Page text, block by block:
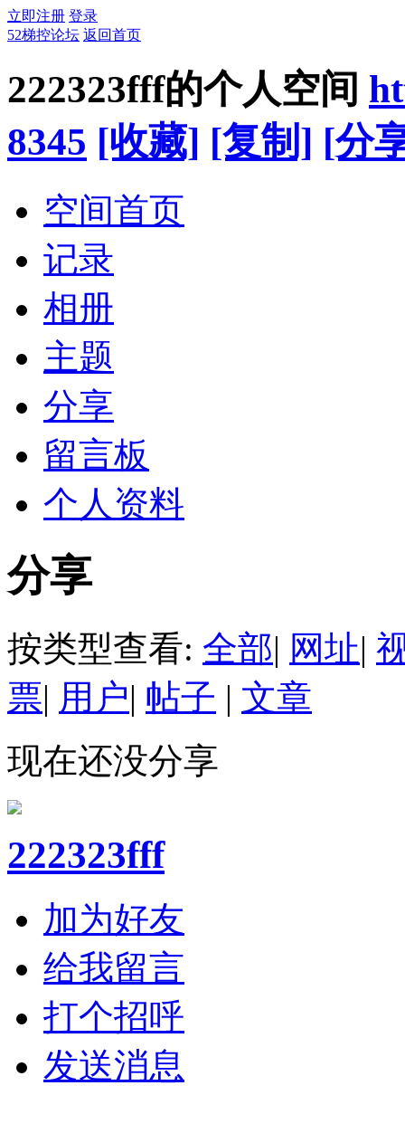
立即注册 登录
52梯控论坛 返回首页
222323fff的个人空间
8345 [收藏] [复制] [分
空间首页
记录
相册
主题
分享
留言板
个人资料
分享
按类型查看: 全部| 网址|
票| 用户| 帖子 | 文章
现在还没分享
222323fff
加为好友
给我留言
打个招呼
发送消息